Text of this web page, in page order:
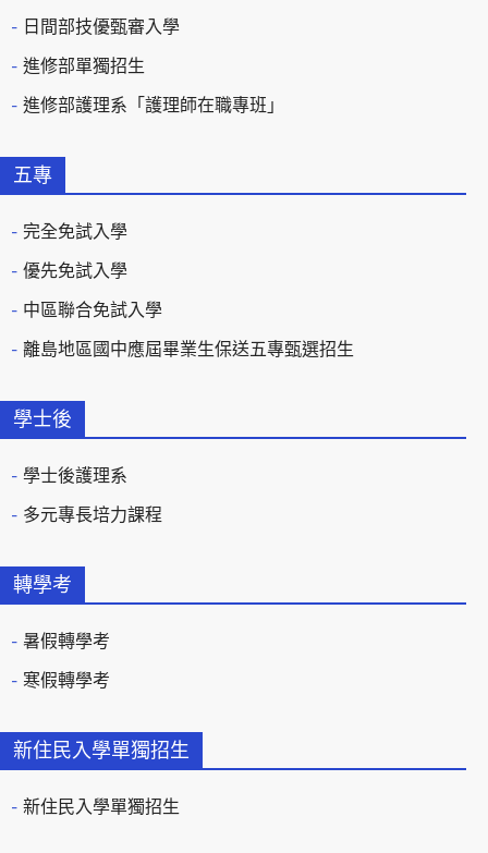
日間部技優甄審入學
進修部單獨招生
進修部護理系「護理師在職專班」
五專
完全免試入學
優先免試入學
中區聯合免試入學
離島地區國中應屆畢業生保送五專甄選招生
學士後
學士後護理系
多元專長培力課程
轉學考
暑假轉學考
寒假轉學考
新住民入學單獨招生
新住民入學單獨招生